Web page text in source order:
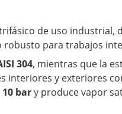
de uso industrial,
para trabajos
304, mientras que la
interiores y exteriores
10 bary produce vapor